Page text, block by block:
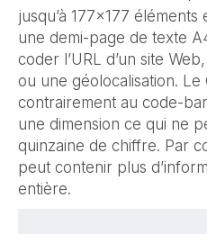
jusqu’à 177x177
une demi-page de texte
coder l’URL d’un site
ou une géolocalisation. Le
contrairement au code-
une dimension ce qui ne
quinzaine de chiffre. Par
peut contenir plus
entière.